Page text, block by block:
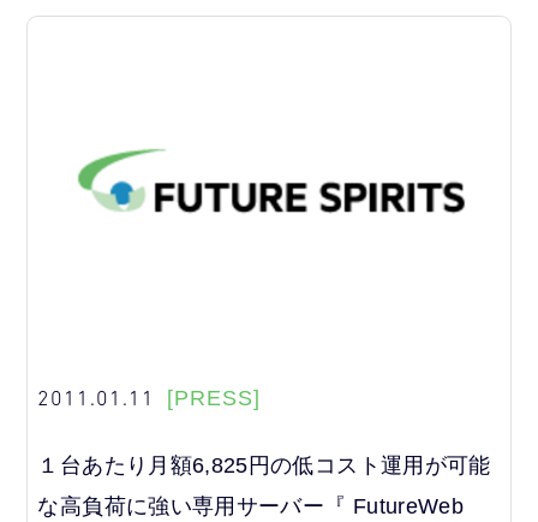
2011.01.11 [PRESS]
１台あたり月額6,825円の低コスト運用が可能
な高負荷に強い専用サーバー『 FutureWeb